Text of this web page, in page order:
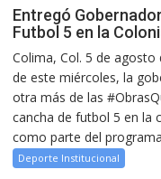
Entregó
Futbol 5 en la
Colima, Col. 5 de
de este miércoles, la
otra más de las
cancha de futbol 5 en la
como parte del
Deporte Institucional